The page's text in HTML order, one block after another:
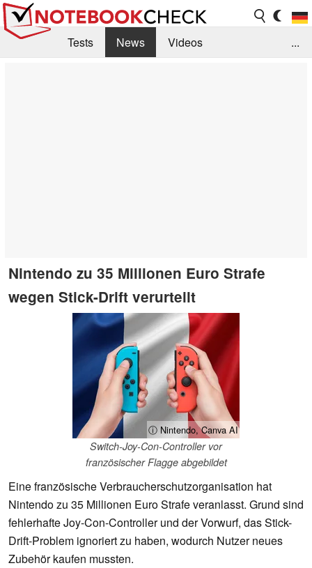
Tests News
Videos
...
Nintendo zu 35 Millionen Euro Strafe
wegen Stick-Drift verurteilt
ⓘ Nintendo, Canva AI
Switch-Joy-Con-Controller vor
französischer Flagge abgebildet
Eine französische Verbraucherschutzorganisation hat
Nintendo zu 35 Millionen Euro Strafe veranlasst. Grund sind
fehlerhafte Joy-Con-Controller und der Vorwurf, das Stick-
Drift-Problem ignoriert zu haben, wodurch Nutzer neues
Zubehör kaufen mussten.